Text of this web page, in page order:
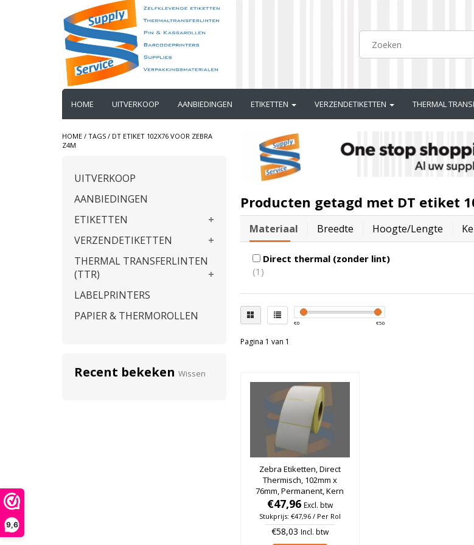
9,6
HOME UITVERKOOP AANBIEDINGEN ETIKETTEN VERZENDETIKETTEN THERMAL
HOME / TAGS / DT ETIKET 102X76 VOOR ZEBRA
Z4M
UITVERKOOP
AANBIEDINGEN
ETIKETTEN
VERZENDETIKETTEN
THERMAL TRANSFERLINTEN
(TTR)
LABELPRINTERS
PAPIER & THERMOROLLEN
Recent bekeken Wissen
Producten getagd met DT etiket
Materiaal Breedte Hoogte/lengte
Direct thermal (zonder lint)
(1)
€0 €50
Pagina 1 van 1
Zebra Etiketten, Direct
Thermisch, 102mm x
76mm, Permanent, Kern
76mm, rol à 1.850 stuks
€47,96 Excl. btw
Stukprijs: €47,96 / Per Rol
€58,03 Incl. btw